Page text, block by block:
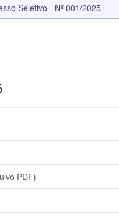
Seletivo - Nº 001/2025
PDF)